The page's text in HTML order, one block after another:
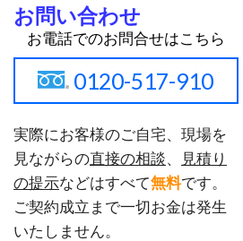
お問い合わせ
お電話でのお問合せはこちら
0120-517-910
実際にお客様のご自宅、現場を
見ながらの直接の相談、
見積り
の提示などはすべて無料です。
ご契約成立まで一切お金は発生
いたしません。